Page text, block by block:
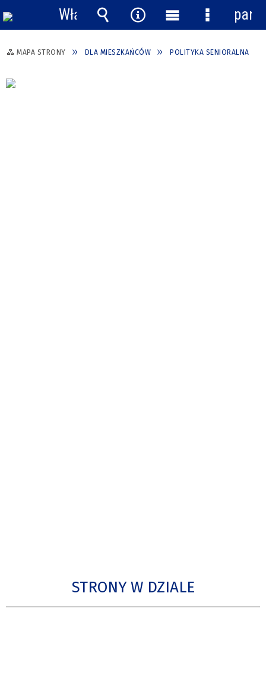
MAPA STRONY DLA MIESZKAŃCÓW POLITYKA SENIORALNA
STRONY W DZIALE
Włącz
powiadomienia
Wyszukiwarka
Narzędzia
Menu
główne
Menu
panel